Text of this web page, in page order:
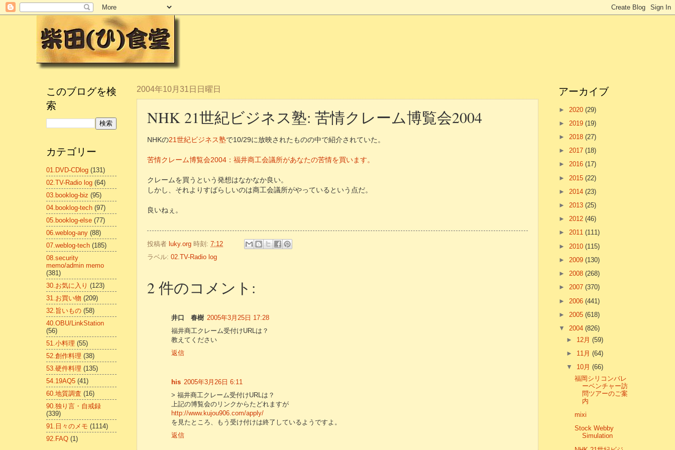
2004年10月31日日曜日
NHK 21世紀ビジネス塾: 苦情クレーム博覧会2004
NHKの21世紀ビジネス塾で10/29に放映されたものの中で紹介されていた。
苦情クレーム博覧会2004：福井商工会議所があなたの苦情を買います。
クレームを買うという発想はなかなか良い。
しかし、それよりすばらしいのは商工会議所がやっているという点だ。
良いねぇ。
投稿者 luky.org 時刻: 7:12
ラベル: 02.TV-Radio log
2 件のコメント:
井口 春樹 2005年3月25日 17:28
福井商工クレーム受付けURLは？
教えてください
返信
his 2005年3月26日 6:11
> 福井商工クレーム受付けURLは？
上記の博覧会のリンクからたどれますが
http://www.kujou906.com/apply/
を見たところ、もう受け付けは終了しているようですよ。
返信
このブログを検
索
カテゴリー
01.DVD-CDlog (131)
02.TV-Radio log (64)
03.booklog-biz (95)
04.booklog-tech (97)
05.booklog-else (77)
06.weblog-any (88)
07.weblog-tech (185)
08.security
memo/admin memo
(381)
30.お気に入り (123)
31.お買い物 (209)
32.旨いもの (58)
40.OBU/LinkStation
(56)
51.小料理 (55)
52.創作料理 (38)
53.硬件料理 (135)
54.19AQ5 (41)
60.地質調査 (16)
90.独り言・自戒録
(339)
91.日々のメモ (1114)
92.FAQ (1)
アーカイブ
► 2020 (29)
► 2019 (19)
► 2018 (27)
► 2017 (18)
► 2016 (17)
► 2015 (22)
► 2014 (23)
► 2013 (25)
► 2012 (46)
► 2011 (111)
► 2010 (115)
► 2009 (130)
► 2008 (268)
► 2007 (370)
► 2006 (441)
► 2005 (618)
▼ 2004 (826)
► 12月(59)
► 11月(64)
▼ 10月(66)
福岡シリコンバレ
ーベンチャー訪
問ツアーのご案
内
mixi
Stock Webby
Simulation